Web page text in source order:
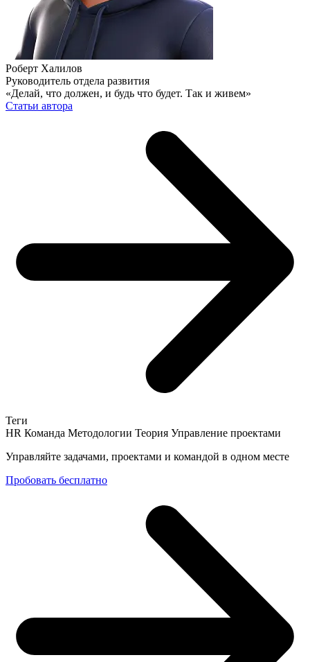
Роберт Халилов
Руководитель отдела развития
«Делай, что должен, и будь что будет. Так и живем»
Статьи автора
Теги
HR Команда Методологии Теория Управление проектами
Управляйте задачами, проектами и командой в одном месте
Пробовать бесплатно